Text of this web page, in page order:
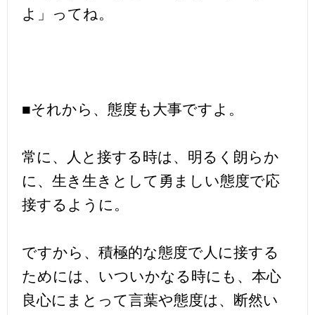
よ」ってね。
■それから、態度も大事ですよ。
常に、人と接する時は、明るく朗らか
に、生き生きとして勇ましい態度で応
接するように。
ですから、積極的な態度で人に接する
ためには、いついかなる時にも、本心
良心にまとって言葉や態度は、断然い